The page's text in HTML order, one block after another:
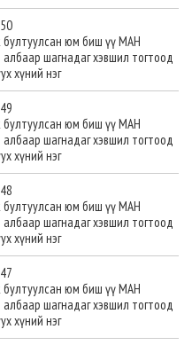
бултуулсан юм биш үү МАН
албаар шагнадаг хэвшил тогтоод
хүний нэг
бултуулсан юм биш үү МАН
албаар шагнадаг хэвшил тогтоод
хүний нэг
бултуулсан юм биш үү МАН
албаар шагнадаг хэвшил тогтоод
хүний нэг
бултуулсан юм биш үү МАН
албаар шагнадаг хэвшил тогтоод
хүний нэг